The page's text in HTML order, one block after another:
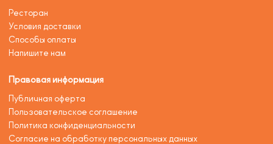
Ресторан
Условия доставки
Способы оплаты
Напишите нам
Правовая информация
Публичная оферта
Пользовательское соглашение
Политика конфиденциальности
Согласие на обработку персональных данных